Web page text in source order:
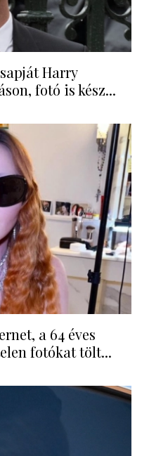
Harry
fotó is kész...
a 64 éves
fotókat tölt...